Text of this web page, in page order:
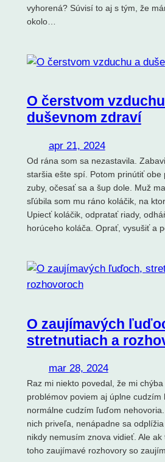
vyhorená? Súvisí to aj s tým, že
okolo…
O čerstvom
duševnom zdraví
apr 21, 2024
Od rána som sa nezastavila.
staršia ešte spí. Potom prinútiť obe
zuby, očesať sa a šup dole. Muž
sľúbila som mu ráno koláčik, na
Upiecť koláčik, odpratať riady,
horúceho koláča. Oprať, vysušiť a
O zaujímavých
stretnutiach a
mar 28, 2024
Raz mi niekto povedal, že mi
problémov poviem aj úplne
normálne cudzím ľuďom
nich priveľa, nenápadne sa
nikdy nemusím znova vidieť. Ale
toho zaujímavé rozhovory so